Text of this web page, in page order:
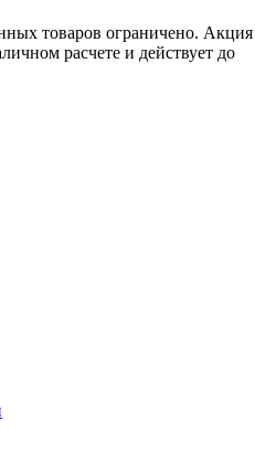
товаров ограничено. Акция
расчете и действует до